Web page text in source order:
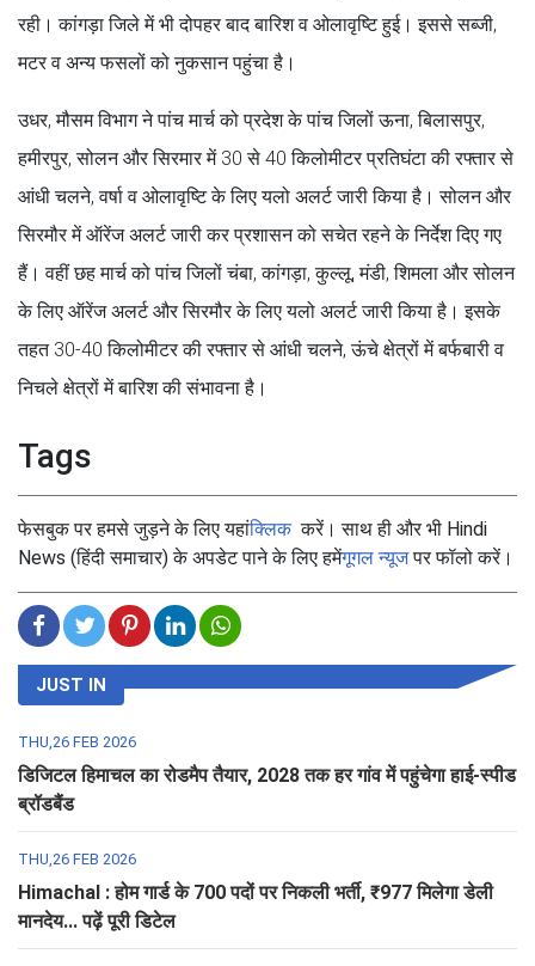
रही। कांगड़ा जिले में भी दोपहर बाद बारिश व ओलावृष्टि हुई। इससे सब्जी,
मटर व अन्य फसलों को नुकसान पहुंचा है।
उधर, मौसम विभाग ने पांच मार्च को प्रदेश के पांच जिलों ऊना, बिलासपुर,
हमीरपुर, सोलन और सिरमार में 30 से 40 किलोमीटर प्रतिघंटा की रफ्तार से
आंधी चलने, वर्षा व ओलावृष्टि के लिए यलो अलर्ट जारी किया है। सोलन और
सिरमौर में ऑरेंज अलर्ट जारी कर प्रशासन को सचेत रहने के निर्देश दिए गए
हैं। वहीं छह मार्च को पांच जिलों चंबा, कांगड़ा, कुल्लू, मंडी, शिमला और सोलन
के लिए ऑरेंज अलर्ट और सिरमौर के लिए यलो अलर्ट जारी किया है। इसके
तहत 30-40 किलोमीटर की रफ्तार से आंधी चलने, ऊंचे क्षेत्रों में बर्फबारी व
निचले क्षेत्रों में बारिश की संभावना है।
Tags
फेसबुक पर हमसे जुड़ने के लिए यहांक्लिककरें। साथ ही और भी Hindi
News (हिंदी समाचार) के अपडेट पाने के लिए हमेंगूगल न्यूजपर फॉलो करें।
JUST IN
THU,26 FEB 2026
डिजिटल हिमाचल का रोडमैप तैयार, 2028 तक हर गांव में पहुंचेगा हाई-स्पीड
ब्रॉडबैंड
THU,26 FEB 2026
Himachal : होम गार्ड के 700 पदों पर निकली भर्ती, ₹977 मिलेगा डेली
मानदेय... पढ़ें पूरी डिटेल